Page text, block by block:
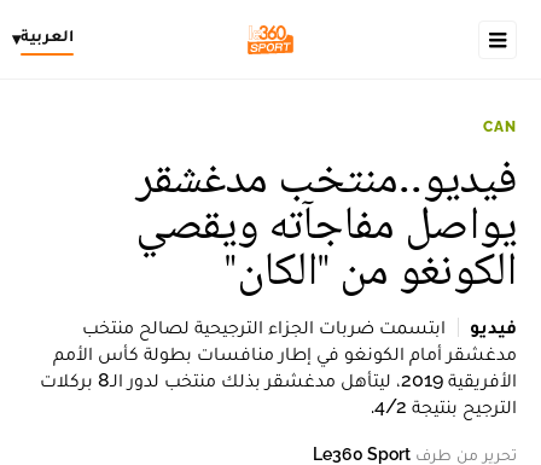
العربية▾
CAN
فيديو..منتخب مدغشقر
يواصل مفاجآته ويقصي
الكونغو من "الكان"
فيديو
ابتسمت ضربات الجزاء الترجيحية لصالح منتخب
مدغشقر أمام الكونغو في إطار منافسات بطولة كأس الأمم
الأفريقية 2019، ليتأهل مدغشقر بذلك منتخب لدور الـ8 بركلات
الترجيح بنتيجة 4/2.
تحرير من طرف Le360 Sport